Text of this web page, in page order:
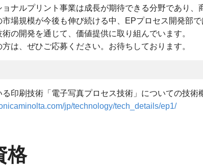
ナルプリント事業は成長が期待できる分野であり、
場規模が今後も伸び続ける中、EPプロセス開発部で
の開発を通じて、価値提供に取り組んでいます。
は、ぜひご応募ください。お待ちしております。
印刷技術「電子写真プロセス技術」についての技術
jp/technology/tech_details/ep1/
格